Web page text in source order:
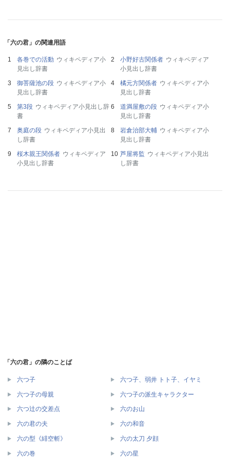
「六の君」の関連用語
各巻での活動 ウィキペディア小
見出し辞書
小野好古関係者 ウィキペディア
小見出し辞書
御菩薩池の段 ウィキペディア小
見出し辞書
橘元方関係者 ウィキペディア小
見出し辞書
第3段 ウィキペディア小見出し辞
書
道満屋敷の段 ウィキペディア小
見出し辞書
奥庭の段 ウィキペディア小見出
し辞書
岩倉治部大輔 ウィキペディア小
見出し辞書
桜木親王関係者 ウィキペディア
小見出し辞書
芦屋将監 ウィキペディア小見出
し辞書
「六の君」の隣のことば
六つ子 六つ子、弱井 トト子、イヤミ
六つ子の母親 六つ子の派生キャラクター
六つ辻の交差点 六のお山
六の君の夫 六の和音
六の型《緋空斬》 六の太刀 夕顔
六の巻 六の星